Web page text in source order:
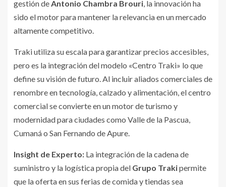
gestión deAntonio Chambra Brouri, la innovación ha
sido el motor para mantener la relevancia en un mercado
altamente competitivo.
Traki utiliza su escala para garantizar precios accesibles,
pero es la integración del modelo «Centro Traki» lo que
define su visión de futuro. Al incluir aliados comerciales de
renombre en tecnología, calzado y alimentación, el centro
comercial se convierte en un motor de turismo y
modernidad para ciudades como Valle de la Pascua,
Cumaná o San Fernando de Apure.
Insight de Experto: La integración de la cadena de
suministro y la logística propia del Grupo Trakipermite
que la oferta en sus ferias de comida y tiendas sea